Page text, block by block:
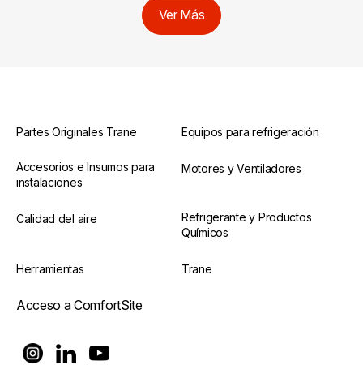
Ver Más
Partes Originales Trane Equipos para refrigeración
Accesorios e Insumos para
instalaciones
Motores y Ventiladores
Calidad del aire
Refrigerante y Productos
Químicos
Herramientas Trane
Acceso a ComfortSite